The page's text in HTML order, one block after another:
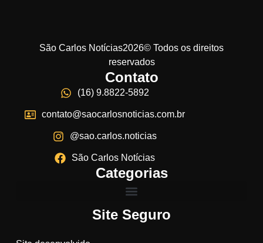
São Carlos Notícias2026© Todos os direitos
reservados
Contato
(16) 9.8822-5892
contato@saocarlosnoticias.com.br
@sao.carlos.noticias
São Carlos Notícias
Categorias
Site Seguro